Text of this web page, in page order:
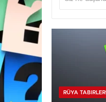
RÜYA TABIRLERI